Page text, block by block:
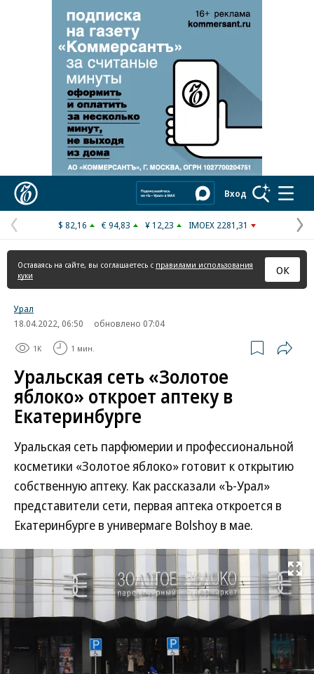
Реклама в «Ъ» www.kommersant.ru/ad
Вход
Предыдущая
страница
$ 82,16 € 94,83 ¥ 12,23 IMOEX 2281,31
Оставаясь на сайте, вы соглашаетесь с правилами использования
куки
ОК
Урал
18.04.2022, 06:50
обновлено 07:04
1K 1 мин.
Уральская сеть «Золотое
яблоко» откроет аптеку в
Екатеринбурге
Уральская сеть парфюмерии и профессиональной
косметики «Золотое яблоко» готовит к открытию
собственную аптеку. Как рассказали «Ъ-Урал»
представители сети, первая аптека откроется в
Екатеринбурге в универмаге Bolshoy в мае.
Развернуть